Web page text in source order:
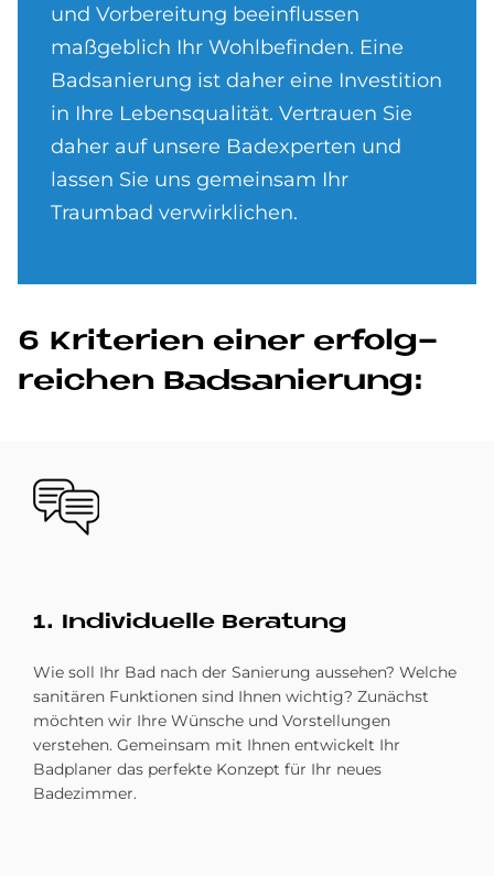
und Vorbereitung beeinflussen
maßgeblich Ihr Wohlbefinden. Eine
Badsanierung ist daher eine Investition
in Ihre Lebensqualität. Vertrauen Sie
daher auf unsere Badexperten und
lassen Sie uns gemeinsam Ihr
Traumbad verwirklichen.
6 Kri­te­ri­en ei­ner er­folg­
rei­chen Bad­sa­nie­rung:
Bild
1. In­di­vi­du­el­le Be­ra­tung
Wie soll Ihr Bad nach der Sanierung aussehen? Welche
sanitären Funktionen sind Ihnen wichtig? Zunächst
möchten wir Ihre Wünsche und Vorstellungen
verstehen. Gemeinsam mit Ihnen entwickelt Ihr
Badplaner das perfekte Konzept für Ihr neues
Badezimmer.